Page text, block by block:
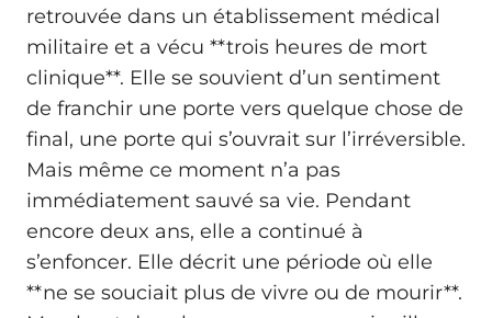
retrouvée dans un établissement médical
militaire et a vécu **trois heures de mort
clinique**. Elle se souvient d’un sentiment
de franchir une porte vers quelque chose de
final, une porte qui s’ouvrait sur l’irréversible.
Mais même ce moment n’a pas
immédiatement sauvé sa vie. Pendant
encore deux ans, elle a continué à
s’enfoncer. Elle décrit une période où elle
**ne se souciait plus de vivre ou de mourir**.